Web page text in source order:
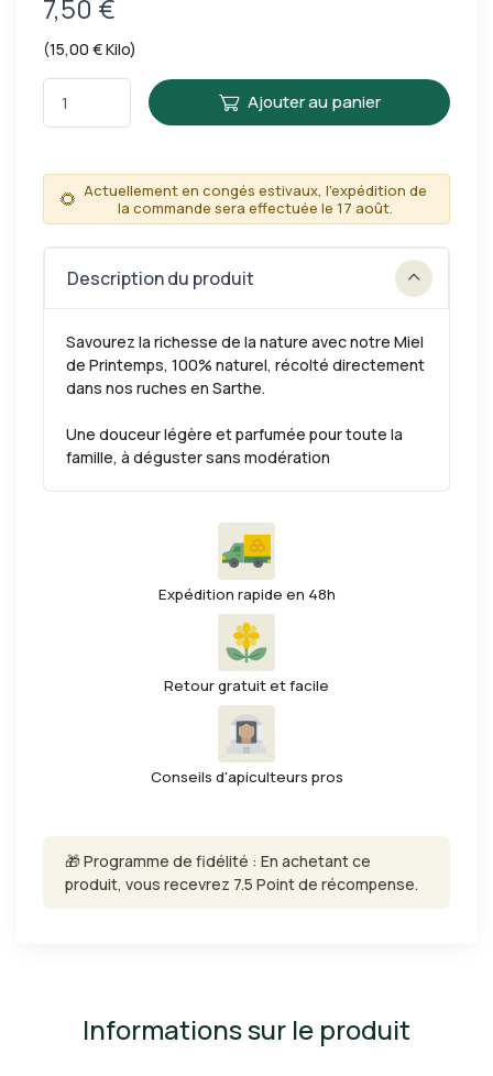
7,50 €
(15,00 € Kilo)
Ajouter au panier
🌻 Actuellement en congés estivaux, l'expédition de
la commande sera effectuée le 17 août.
Description du produit
Savourez la richesse de la nature avec notre Miel
de Printemps, 100% naturel, récolté directement
dans nos ruches en Sarthe.
Une douceur légère et parfumée pour toute la
famille, à déguster sans modération
Expédition rapide en 48h
Retour gratuit et facile
Conseils d'apiculteurs pros
🎁 Programme de fidélité : En achetant ce
produit, vous recevrez 7.5 Point de récompense.
Informations sur le produit